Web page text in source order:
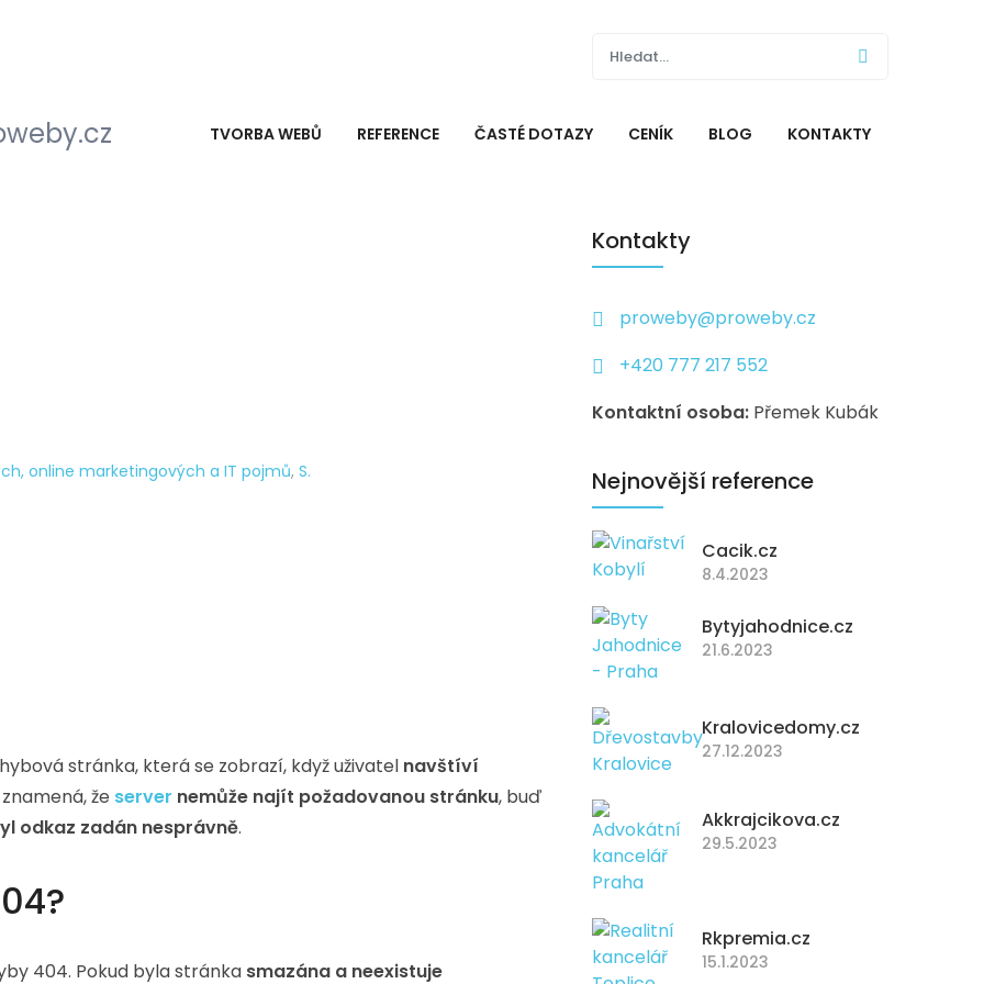
TVORBA WEBŮ REFERENCE ČASTÉ DOTAZY CENÍK BLOG KONTAKTY
online marketingových a IT pojmů, S.
stránka, která se zobrazí, když uživatel navštíví
že server nemůže najít požadovanou stránku, buď
odkaz zadán nesprávně.
404. Pokud byla stránka smazána a neexistuje
Kontakty
proweby@proweby.cz
+420 777 217 552
Kontaktní osoba: Přemek Kubák
Nejnovější reference
Cacik.cz
8.4.2023
Bytyjahodnice.cz
21.6.2023
Kralovicedomy.cz
27.12.2023
Akkrajcikova.cz
29.5.2023
Rkpremia.cz
15.1.2023